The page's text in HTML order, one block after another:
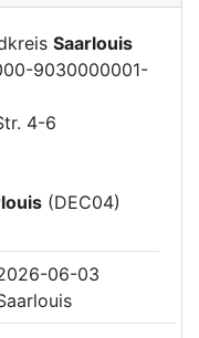
Saarlouis
9030000001-
4-6
(DEC04)
06-03